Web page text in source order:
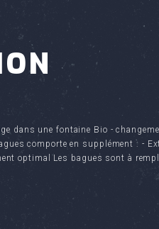
dans une fontaine Bio -
comporte en supplément : -
optimal Les bagues sont à